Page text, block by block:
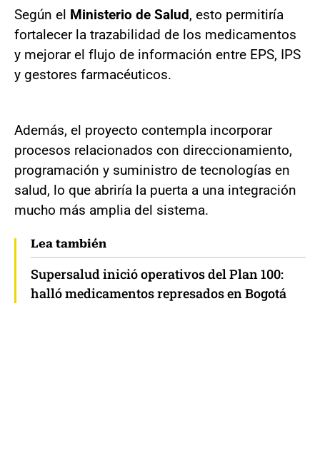
Según el Ministerio de Salud, esto permitiría
fortalecer la trazabilidad de los medicamentos
y mejorar el flujo de información entre EPS, IPS
y gestores farmacéuticos.
Además, el proyecto contempla incorporar
procesos relacionados con direccionamiento,
programación y suministro de tecnologías en
salud, lo que abriría la puerta a una integración
mucho más amplia del sistema.
Lea también
Supersalud inició operativos del Plan 100:
halló medicamentos represados en Bogotá